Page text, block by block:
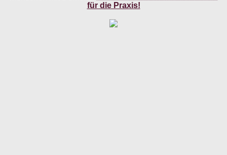
für die Praxis!